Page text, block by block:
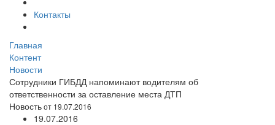
Контакты
Главная
Контент
Новости
Сотрудники ГИБДД напоминают водителям об
ответственности за оставление места ДТП
Новостьот 19.07.2016
19.07.2016